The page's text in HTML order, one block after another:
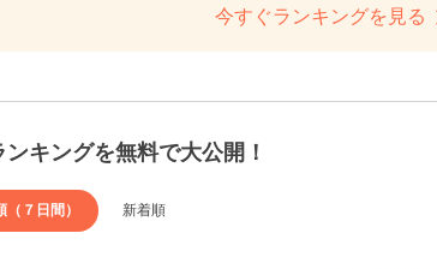
今すぐランキングを見る
キングを無料で大公開！
（７日間） 新着順